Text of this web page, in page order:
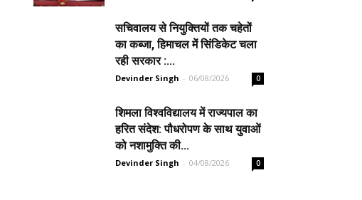
सचिवालय से नियुक्तियों तक चहेतों
का कब्जा, हिमाचल में सिंडिकेट चला
रही सरकार :...
Devinder Singh - 06/08/2026 0
शिमला विश्वविद्यालय में राज्यपाल का
हरित संदेश: पौधरोपण के साथ युवाओं
को नशामुक्ति की...
Devinder Singh - 04/08/2026 0